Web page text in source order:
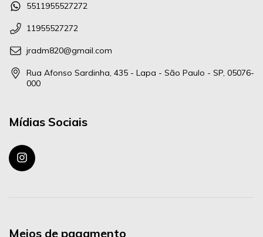
5511955527272
11955527272
jradm820@gmail.com
Rua Afonso Sardinha, 435 - Lapa - São Paulo - SP, 05076-
000
Mídias Sociais
Meios de pagamento